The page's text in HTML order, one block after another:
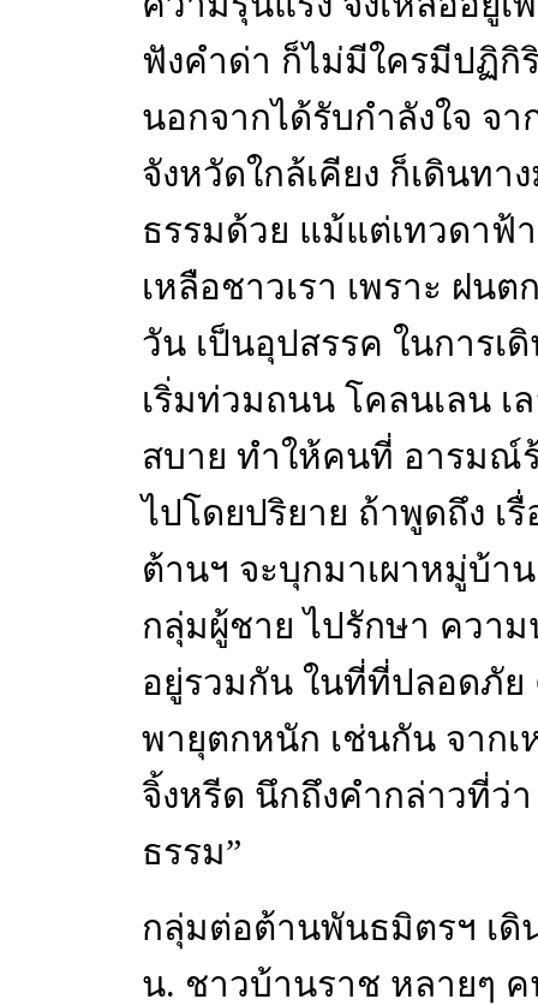
ฟังคำด่า ก็ไม่มีใครมีปฏิกิ
นอกจากได้รับกำลังใจ จ
จังหวัดใกล้เคียง ก็เดินท
ธรรมด้วย แม้แต่เทวดาฟ้
เหลือชาวเรา เพราะ ฝน
วัน เป็นอุปสรรค ในการเ
เริ่มท่วมถนน โคลนเลน เ
สบาย ทำให้คนที่ อารม
ไปโดยปริยาย ถ้าพูดถึง เ
ต้านฯ จะบุกมาเผาหมู่บ้า
กลุ่มผู้ชาย ไปรักษา ควา
อยู่รวมกัน ในที่ที่ปลอดภั
พายุตกหนัก เช่นกัน จากเ
จิ้งหรีด นึกถึงคำกล่าวที่ว่
ธรรม”
กลุ่มต่อต้านพันธมิตรฯ เดิ
น. ชาวบ้านราช หลายๆ